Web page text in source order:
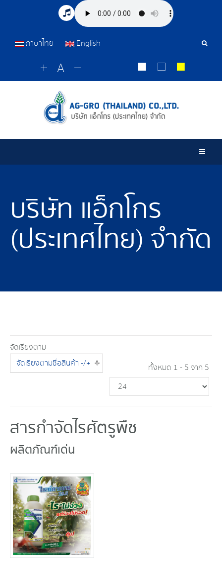
เครื่อ
ภาษาไทย English
บริษัท แอ็กโกร
(ประเทศไทย) จำกัด
จัดเรียงตาม
จัดเรียงตามชื่อสินค้า -/+
ทั้งหมด 1 - 5 จาก 5
สารกำจัดไรศัตรูพืช
ผลิตภัณฑ์เด่น